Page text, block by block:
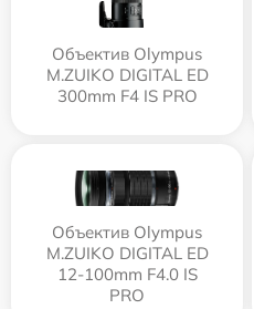
Объектив Olympus
M.ZUIKO DIGITAL ED
300mm F4 IS PRO
Объектив Olympus
M.ZUIKO DIGITAL ED
12‑100mm F4.0 IS
PRO